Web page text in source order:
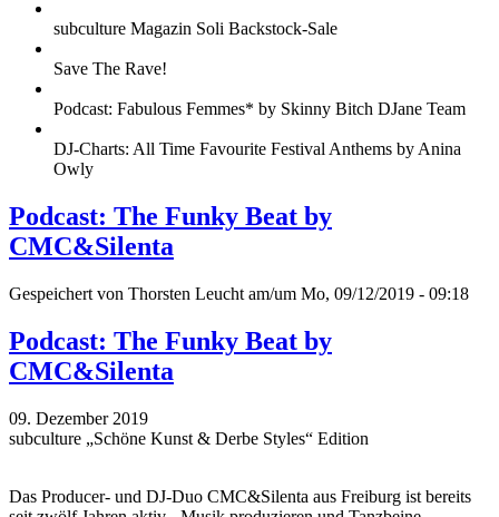
subculture Magazin Soli Backstock-Sale
Save The Rave!
Podcast: Fabulous Femmes* by Skinny Bitch DJane Team
DJ-Charts: All Time Favourite Festival Anthems by Anina
Owly
Podcast: The Funky Beat by
CMC&Silenta
Gespeichert von Thorsten Leucht am/um Mo, 09/12/2019 - 09:18
Podcast: The Funky Beat by
CMC&Silenta
09. Dezember 2019
subculture „Schöne Kunst & Derbe Styles“ Edition
Das Producer- und DJ-Duo CMC&Silenta aus Freiburg ist bereits